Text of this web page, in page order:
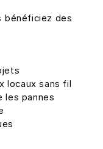
bénéficiez des
locaux sans fil
les pannes